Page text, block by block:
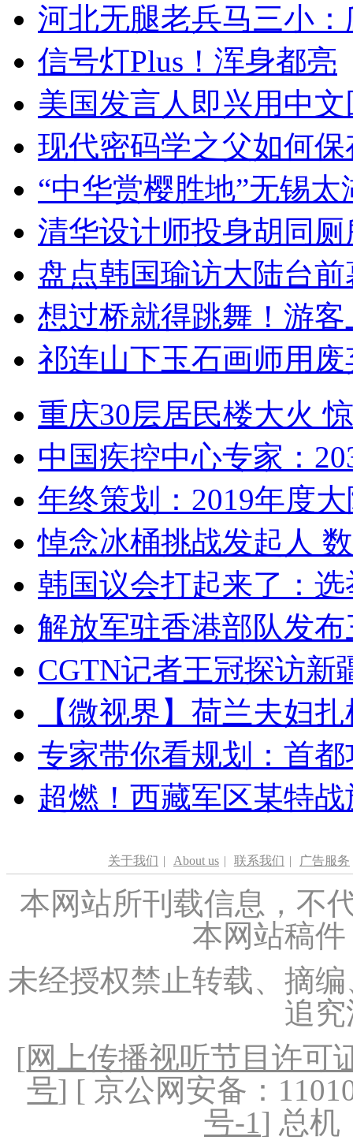
河北无腿老兵马三小
信号灯Plus！浑身都亮
美国发言人即兴用中
现代密码学之父如何
“中华赏樱胜地”无锡
清华设计师投身胡同
盘点韩国瑜访大陆台
想过桥就得跳舞！游客
祁连山下玉石画师用
重庆30层居民楼大火
中国疾控中心专家：
年终策划：2019年度
悼念冰桶挑战发起人
韩国议会打起来了：
解放军驻香港部队发
CGTN记者王冠探访新
【微视界】荷兰夫妇
专家带你看规划：首
超燃！西藏军区某特
关于我们 | About us | 联系我们 | 广告服务
本网站所刊载信息，不
本网站稿
未经授权禁止转载、摘
追
[网上传播视听节目许可
号] [ 京公网安备：
号-1] 总机